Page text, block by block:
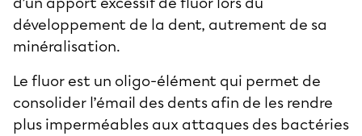
développement de la dent, autrement de sa
minéralisation.
Le fluor est un oligo-élément qui permet de
consolider l’émail des dents afin de les rendre
plus imperméables aux attaques des bactéries